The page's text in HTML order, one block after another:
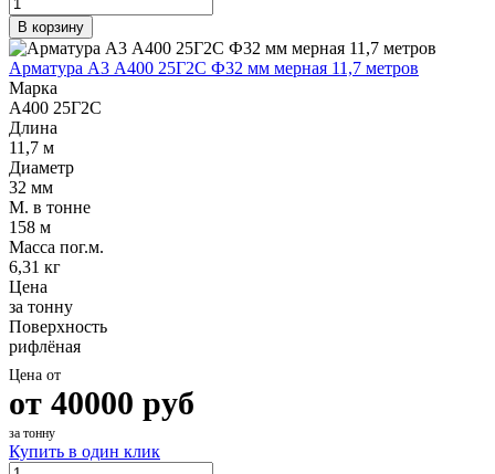
В корзину
Арматура А3 А400 25Г2С Ф32 мм мерная 11,7 метров
Марка
А400 25Г2С
Длина
11,7 м
Диаметр
32 мм
М. в тонне
158 м
Масса пог.м.
6,31 кг
Цена
за тонну
Поверхность
рифлёная
Цена от
от 40000 руб
за тонну
Купить в один клик